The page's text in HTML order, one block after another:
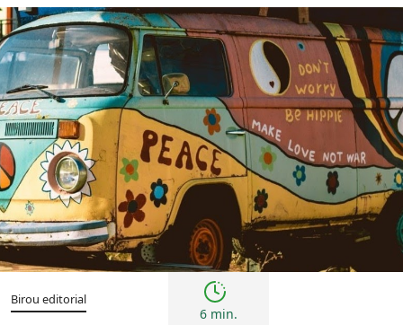
Tendințe
Birou editorial
6 min.